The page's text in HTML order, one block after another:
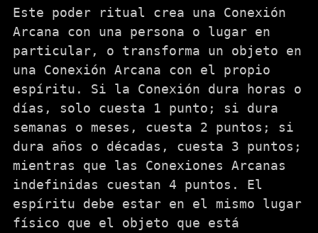
Este poder ritual crea una Conexión
Arcana con una persona o lugar en
particular, o transforma un objeto en
una Conexión Arcana con el propio
espíritu. Si la Conexión dura horas o
días, solo cuesta 1 punto; si dura
semanas o meses, cuesta 2 puntos; si
dura años o décadas, cuesta 3 puntos;
mientras que las Conexiones Arcanas
indefinidas cuestan 4 puntos. El
espíritu debe estar en el mismo lugar
físico que el objeto que está